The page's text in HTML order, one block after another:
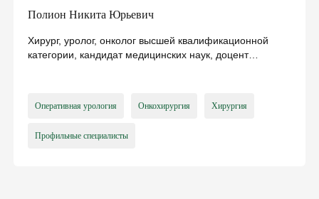
Полион Никита Юрьевич
Хирург, уролог, онколог высшей квалификационной
категории, кандидат медицинских наук, доцент
Оперативная урология Онкохирургия Хирургия
Профильные специалисты